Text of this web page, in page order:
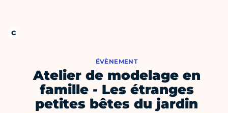
ÉVÈNEMENT
Atelier de modelage en
famille - Les étranges
petites bêtes du jardin